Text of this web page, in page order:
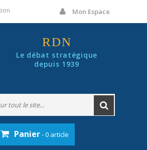
Mon Espace
RDN
Le débat stratégique
depuis 1939
Panier- 0 article